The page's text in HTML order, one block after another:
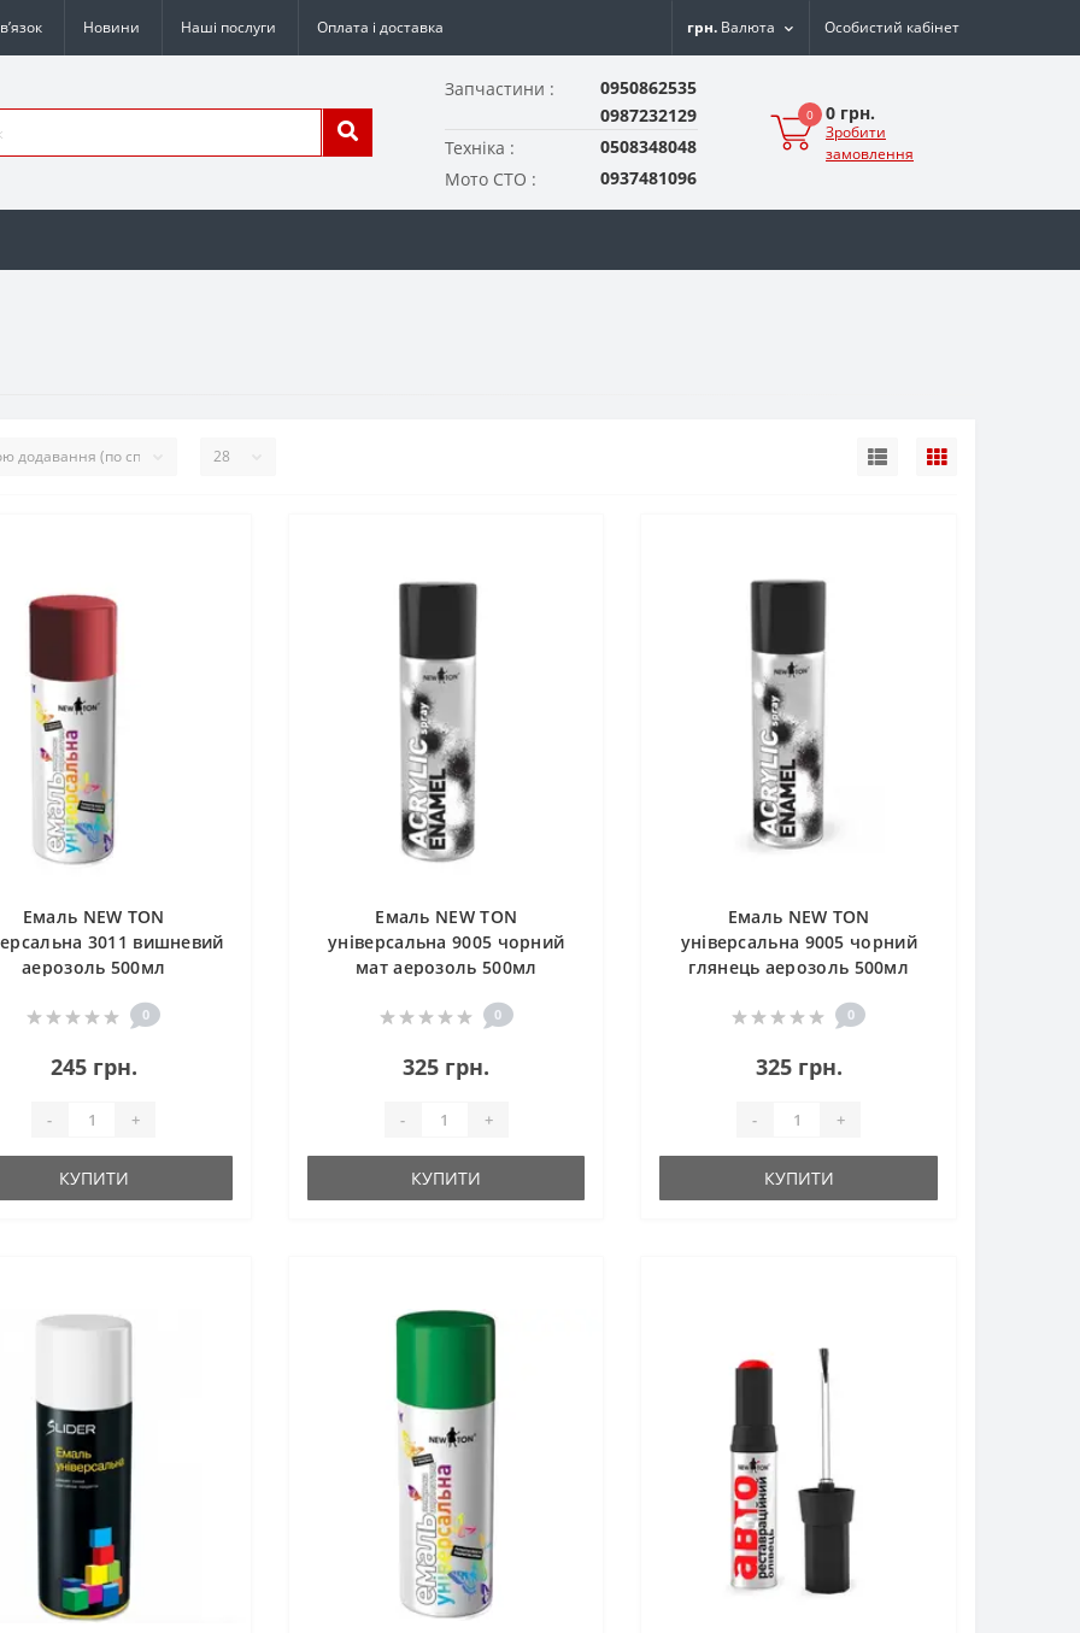
Новини Наші послуги Оплата і доставка грн. Валюта Особистий кабінет
Запчастини :
0950862535
0987232129
Техніка :
0508348048
Мото СТО :
0937481096
0 0 грн.
Зробити
замовлення
Емаль NEW TON
3011 вишневий
аерозоль 500мл
0
245 грн.
- +
КУПИТИ
Емаль NEW TON
універсальна 9005 чорний
мат аерозоль 500мл
0
325 грн.
- +
КУПИТИ
Емаль NEW TON
універсальна 9005 чорний
глянець аерозоль 500мл
0
325 грн.
- +
КУПИТИ